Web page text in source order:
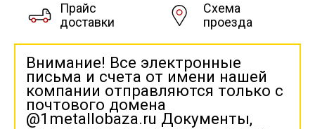
Прайс
доставки
Схема
проезда
Внимание! Все электронные
письма и счета от имени нашей
компании отправляются только с
почтового домена
@1metallobaza.ru Документы,